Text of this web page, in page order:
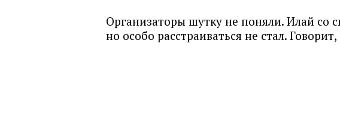
Организаторы шутку не поняли. Илай со
но особо расстраиваться не стал.